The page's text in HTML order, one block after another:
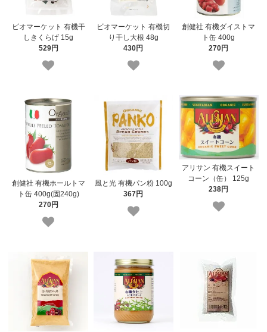
ビオマーケット 有機干
しきくらげ 15g
529円
ビオマーケット 有機切
り干し大根 48g
430円
創健社 有機ダイストマ
ト缶 400g
270円
創健社 有機ホールトマ
ト缶 400g(固240g)
270円
風と光 有機パン粉 100g
367円
アリサン 有機スイート
コーン（缶） 125g
238円